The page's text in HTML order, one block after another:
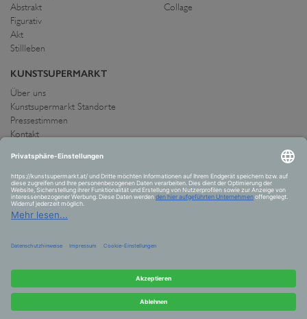
Abstrakt
Figurativ
Akt
Stillleben
Collage
KUNSTSUPERMARKT
Über uns
Kunstsupermarkt Standorte
Pressestimmen
Kontakt
IMPRESSUM UND AGB
Allgemeine Geschäftsbedingungen
Widerrufsrecht
Datenschutzerklärung
Allgemeine Geschäftsbedingungen
Versand und Zahlung